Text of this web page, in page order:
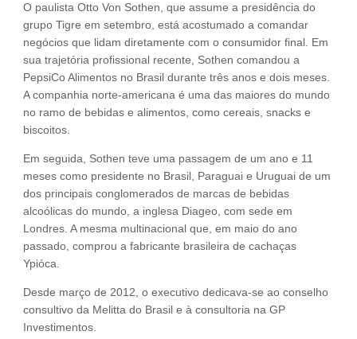
O paulista Otto Von Sothen, que assume a presidência do
grupo Tigre em setembro, está acostumado a comandar
negócios que lidam diretamente com o consumidor final. Em
sua trajetória profissional recente, Sothen comandou a
PepsiCo Alimentos no Brasil durante três anos e dois meses.
A companhia norte-americana é uma das maiores do mundo
no ramo de bebidas e alimentos, como cereais, snacks e
biscoitos.
Em seguida, Sothen teve uma passagem de um ano e 11
meses como presidente no Brasil, Paraguai e Uruguai de um
dos principais conglomerados de marcas de bebidas
alcoólicas do mundo, a inglesa Diageo, com sede em
Londres. A mesma multinacional que, em maio do ano
passado, comprou a fabricante brasileira de cachaças
Ypióca.
Desde março de 2012, o executivo dedicava-se ao conselho
consultivo da Melitta do Brasil e à consultoria na GP
Investimentos.